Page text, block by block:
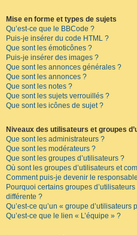
Mise en forme et types de sujets
Qu’est-ce que le BBCode ?
Puis-je insérer du code HTML ?
Que sont les émoticônes ?
Puis-je insérer des images ?
Que sont les annonces générales ?
Que sont les annonces ?
Que sont les notes ?
Que sont les sujets verrouillés ?
Que sont les icônes de sujet ?
Niveaux des utilisateurs et groupes
Que sont les administrateurs ?
Que sont les modérateurs ?
Que sont les groupes d’utilisateurs ?
Où sont les groupes d’utilisateurs et
Comment puis-je devenir le
Pourquoi certains groupes
différente ?
Qu’est-ce qu’un « groupe d’utilisateurs
Qu’est-ce que le lien « L’équipe » ?